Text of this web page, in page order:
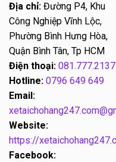
Địa chỉ: Đường P4, Khu
Công Nghiệp Vĩnh Lộc,
Phường Bình Hưng Hòa,
Quận Bình Tân, Tp HCM
Điện thoại: 081.777.2137
Hotline: 0796 649 649
Email:
Website:
https://
Facebook: